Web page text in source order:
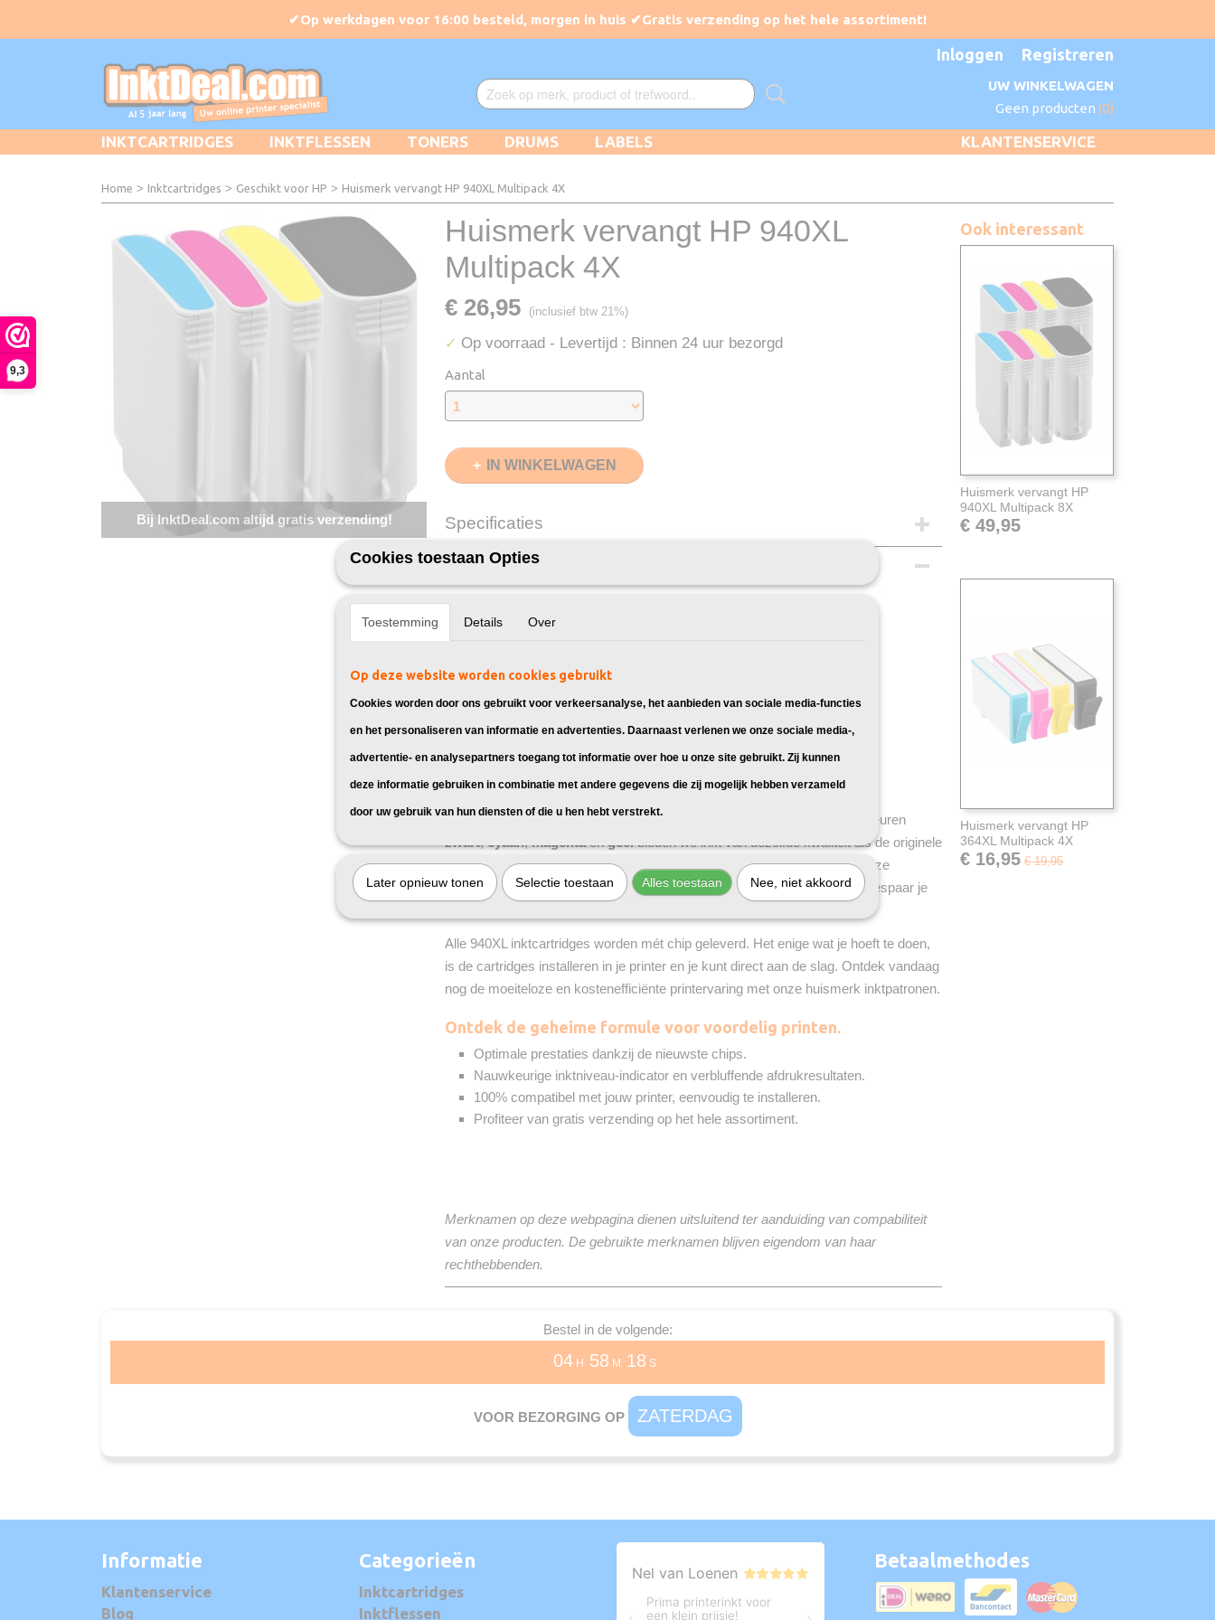
9,3
Inloggen Registreren
UW WINKELWAGEN
Geen producten (0)
KLANTENSERVICE
INKTCARTRIDGES INKTFLESSEN TONERS DRUMS LABELS
Home > Inktcartridges > Geschikt voor HP > Huismerk vervangt HP 940XL Multipack 4X
Bij InktDeal.com altijd gratis verzending!
Huismerk vervangt HP 940XL
Multipack 4X
€ 26,95 (inclusief btw 21%)
✓ Op voorraad - Levertijd : Binnen 24 uur bezorgd
Aantal
IN WINKELWAGEN
Specificaties
EAN code
Cyaan
28ml
Geel
Verzendmethode
Recyclebaar
❌
Omschrijving
Huismerk HP 940XL Inkt, geschikt voor:
HP OfficeJet Pro 8000
HP OfficeJet Pro 8500
Print slim en voordelig met ons huismerk 940XL.
Ontdek onze huismerk inktcartridges geschikt voor HP
. Met de kleuren
zwart,cyaan,magentaengeelbieden we inkt van dezelfde kwaliteit als de originele
cartridges, maar tegen een fractie van de prijs. En dat is nog niet alles; onze
huismerk inktpatronen bevatten méér inkt dan de originele patronen. Zo bespaar je
Alle 940XL inktcartridges worden mét chip geleverd. Het enige wat je hoeft te doen,
is de cartridges installeren in je printer en je kunt direct aan de slag. Ontdek vandaag
nog de moeiteloze en kostenefficiënte printervaring met onze huismerk inktpatronen.
Ontdek de geheime formule voor voordelig printen.
Optimale prestaties dankzij de nieuwste chips.
Nauwkeurige inktniveau-indicator en verbluffende afdrukresultaten.
100% compatibel met jouw printer, eenvoudig te installeren.
Profiteer van gratis verzending op het hele assortiment.
Merknamen op deze webpagina dienen uitsluitend ter aanduiding van compabiliteit
van onze producten. De gebruikte merknamen blijven eigendom van haar
rechthebbenden.
Ook interessant
Huismerk vervangt HP
940XL Multipack 8X
€ 49,95
Huismerk vervangt HP
364XL Multipack 4X
€ 16,95 € 19,95
Bestel in de volgende:
04 H 58 M 17 S
VOOR BEZORGING OP ZATERDAG
Informatie
Klantenservice
Blog
Categorieën
Inktcartridges
Inktflessen
Betaalmethodes
Cookies toestaan Opties
Toestemming Details Over
Op deze website worden cookies gebruikt
Cookies worden door ons gebruikt voor verkeersanalyse, het aanbieden van sociale media-functies
en het personaliseren van informatie en advertenties. Daarnaast verlenen we onze sociale media-,
advertentie- en analysepartners toegang tot informatie over hoe u onze site gebruikt. Zij kunnen
deze informatie gebruiken in combinatie met andere gegevens die zij mogelijk hebben verzameld
door uw gebruik van hun diensten of die u hen hebt verstrekt.
Later opnieuw tonen Selectie toestaan Alles toestaan Nee, niet akkoord